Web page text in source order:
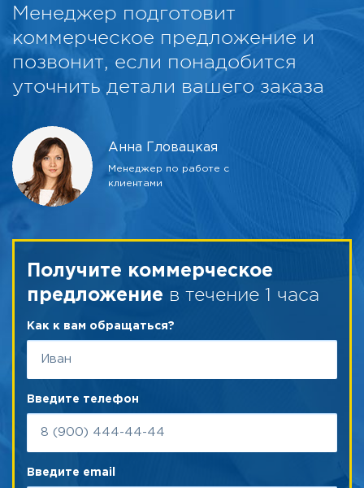
Менеджер подготовит
коммерческое предложение и
позвонит, если понадобится
уточнить детали вашего заказа
Анна Гловацкая
Менеджер по работе с
клиентами
Получите коммерческое
предложение в течение 1 часа
Как к вам обращаться?
Введите телефон
Введите email